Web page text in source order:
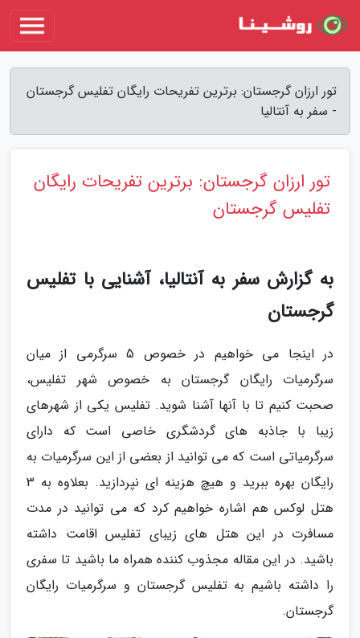
تور ارزان گرجستان: برترین تفریحات رایگان تفلیس گرجستان
- سفر به آنتالیا
تور ارزان گرجستان: برترین تفریحات رایگان
تفلیس گرجستان
به گزارش سفر به آنتالیا، آشنایی با تفلیس
گرجستان
در اینجا می خواهیم در خصوص 5 سرگرمی از میان
سرگرمیات رایگان گرجستان به خصوص شهر تفلیس،
صحبت کنیم تا با آنها آشنا شوید. تفلیس یکی از شهرهای
زیبا با جاذبه های گردشگری خاصی است که دارای
سرگرمیاتی است که می توانید از بعضی از این سرگرمیات به
رایگان بهره ببرید و هیچ هزینه ای نپردازید. بعلاوه به 3
هتل لوکس هم اشاره خواهیم کرد که می توانید در مدت
مسافرت در این هتل های زیبای تفلیس اقامت داشته
باشید. در این مقاله مجذوب کننده همراه ما باشید تا سفری
را داشته باشیم به تفلیس گرجستان و سرگرمیات رایگان
گرجستان.